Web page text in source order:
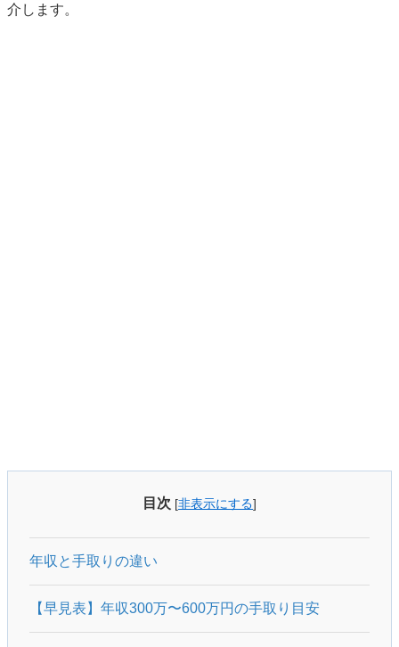
介します。
目次 [非表示にする]
年収と手取りの違い
【早見表】年収300万〜600万円の手取り目安